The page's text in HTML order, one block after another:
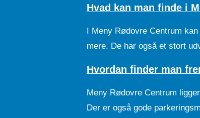
Hvad kan man finde i
I Meny Rødovre Centrum
mere. De har også et stort
Hvordan finder man
Meny Rødovre Centrum
Der er også gode